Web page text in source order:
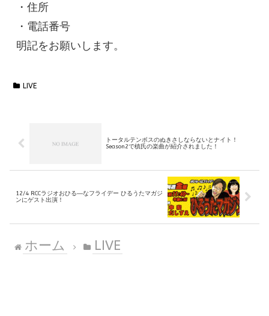
・住所
・電話番号
明記をお願いします。
LIVE
トータルテンボスのぬきさしならないとナイト！
Season2で槙氏の楽曲が紹介されました！
12/4 RCCラジオおひる―なフライデー ひるうたマガジ
ンにゲスト出演！
ホーム LIVE